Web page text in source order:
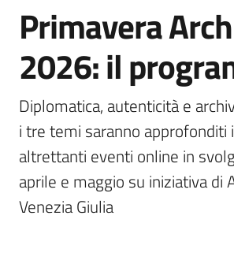
Polo
archivistico
Archivio
storico
Conservazione
Salta al contenuto
Primavera
2026: il
Diplomatica, autenticità e
i tre temi saranno approfonditi
altrettanti eventi online in
aprile e maggio su iniziativa di
Venezia Giulia